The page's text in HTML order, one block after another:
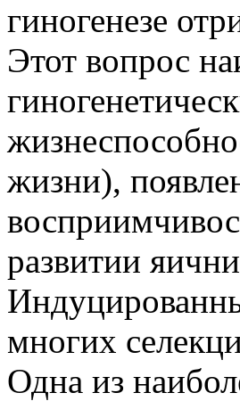
гиногенезе
Этот вопрос
жизни),
развитии
многих
Одна из